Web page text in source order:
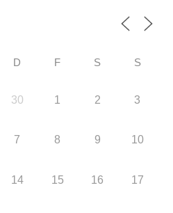
D F S S
30 1 2 3
7 8 9 10
14 15 16 17